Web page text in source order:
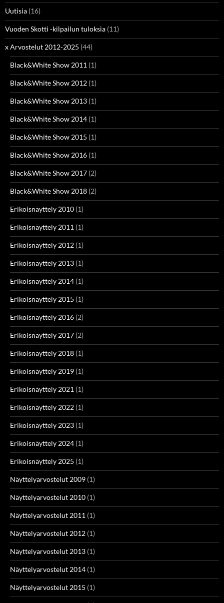
Uutisia (16)
Vuoden Skotti -kilpailun tuloksia (11)
x Arvostelut 2012-2025 (44)
Black&White Show 2011 (1)
Black&White Show 2012 (1)
Black&White Show 2013 (1)
Black&White Show 2014 (1)
Black&White Show 2015 (1)
Black&White Show 2016 (1)
Black&White Show 2017 (2)
Black&White Show 2018 (2)
Erikoisnäyttely 2010 (1)
Erikoisnäyttely 2011 (1)
Erikoisnäyttely 2012 (1)
Erikoisnäyttely 2013 (1)
Erikoisnäyttely 2014 (1)
Erikoisnäyttely 2015 (1)
Erikoisnäyttely 2016 (2)
Erikoisnäyttely 2017 (2)
Erikoisnäyttely 2018 (1)
Erikoisnäyttely 2019 (1)
Erikoisnäyttely 2021 (1)
Erikoisnäyttely 2022 (1)
Erikoisnäyttely 2023 (1)
Erikoisnäyttely 2024 (1)
Erikoisnäyttely 2025 (1)
Näyttelyarvostelut 2009 (1)
Näyttelyarvostelut 2010 (1)
Näyttelyarvostelut 2011 (1)
Näyttelyarvostelut 2012 (1)
Näyttelyarvostelut 2013 (1)
Näyttelyarvostelut 2014 (1)
Näyttelyarvostelut 2015 (1)